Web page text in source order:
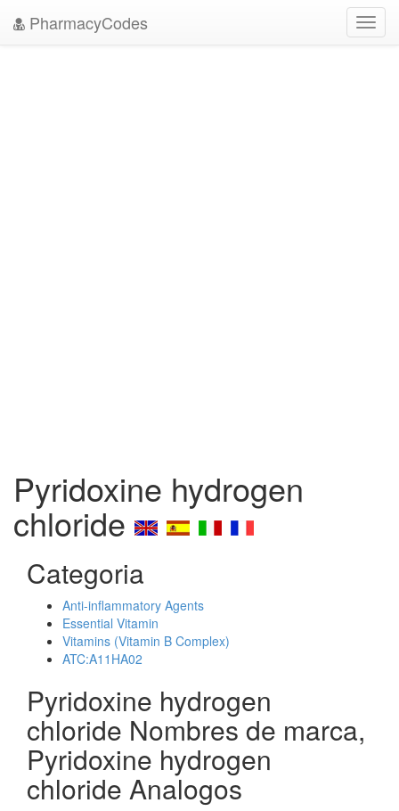
PharmacyCodes
Pyridoxine hydrogen
chloride
Categoria
Anti-inflammatory Agents
Essential Vitamin
Vitamins (Vitamin B Complex)
ATC:A11HA02
Pyridoxine hydrogen
chloride Nombres de marca,
Pyridoxine hydrogen
chloride Analogos